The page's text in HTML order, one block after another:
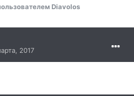
Diavolos
2017